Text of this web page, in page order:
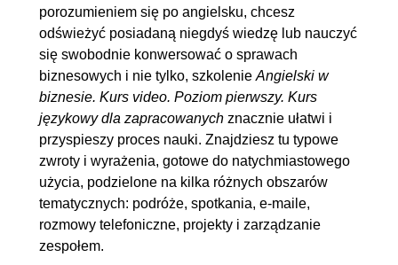
3.5. Alfabet do literowania
4. Can you e-mail it to me? 00:21:37
4.1. Stylistyka
00:09:12
4.2. Pozyskiwanie informacji
00:03:05
4.3. Kontynuowanie
korespondencji
00:03:24
4.4. Skargi
00:03:24
4.5. Krótkie notatki
00:02:32
5. Even good meetings can be better
porozumieniem się po angielsku, chcesz
odświeżyć posiadaną niegdyś wiedzę lub nauczyć
się swobodnie konwersować o sprawach
biznesowych i nie tylko, szkolenie Angielski w
biznesie. Kurs video. Poziom pierwszy. Kurs
językowy dla zapracowanych znacznie ułatwi i
przyspieszy proces nauki. Znajdziesz tu typowe
zwroty i wyrażenia, gotowe do natychmiastowego
użycia, podzielone na kilka różnych obszarów
tematycznych: podróże, spotkania, e-maile,
rozmowy telefoniczne, projekty i zarządzanie
zespołem.